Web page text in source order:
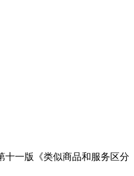
十一版《类似商品和服务区分